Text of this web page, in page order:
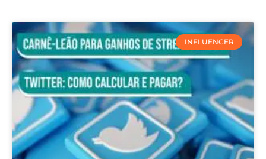
INFLUENCER